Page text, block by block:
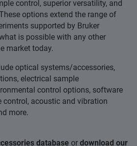
control, superior versatility, and
options extend the range of
supported by Bruker
is possible with any other
market today.
optical systems/accessories,
electrical sample
control options, software
control, acoustic and vibration
more.
database or download our